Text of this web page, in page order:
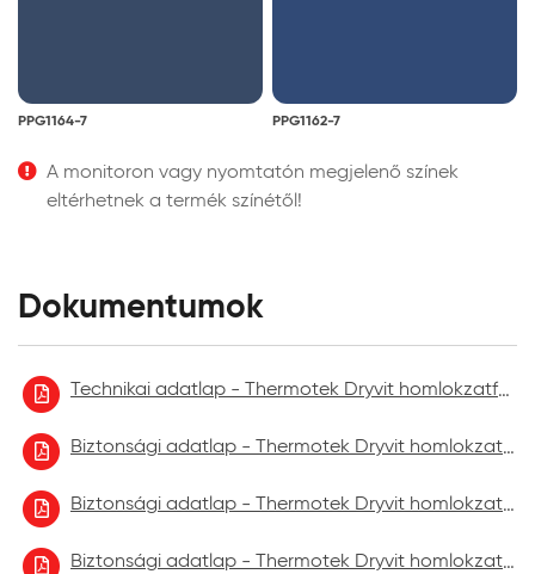
PPG1164-7 PPG1162-7
A monitoron vagy nyomtatón megjelenő színek
eltérhetnek a termék színétől!
Dokumentumok
Technikai adatlap - Thermotek Dryvit homlokzatfelújító festék
Biztonsági adatlap - Thermotek Dryvit homlokzatfelújító festék 2021.09.
Biztonsági adatlap - Thermotek Dryvit homlokzatfelújító festék 2022.10
Biztonsági adatlap - Thermotek Dryvit homlokzatfelújító festék 2023.06.